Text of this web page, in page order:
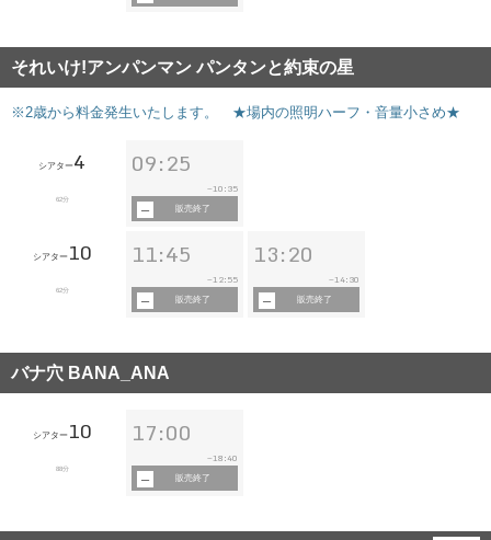
それいけ!アンパンマン パンタンと約束の星
※2歳から料金発生いたします。 ★場内の照明ハーフ・音量小さめ★
シアター4
62分
09:25
~10:35
販売終了
シアター10
62分
11:45
~12:55
販売終了
13:20
~14:30
販売終了
バナ穴 BANA_ANA
シアター10
88分
17:00
~18:40
販売終了